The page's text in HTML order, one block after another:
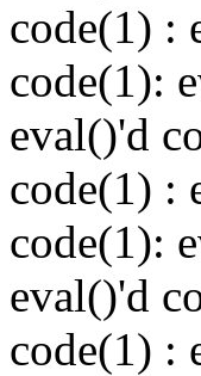
code(1) :
code(1):
eval()'d
code(1) :
code(1):
eval()'d
code(1) :